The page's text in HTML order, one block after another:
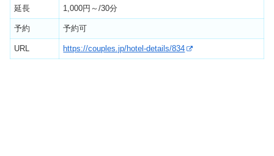
延長 1,000円～/30分
予約 予約可
URL https://couples.jp/hotel-details/834